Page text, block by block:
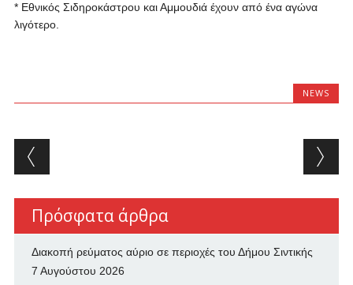
* Εθνικός Σιδηροκάστρου και Αμμουδιά έχουν από ένα αγώνα
λιγότερο.
NEWS
Post navigation
Πρόσφατα άρθρα
Διακοπή ρεύματος αύριο σε περιοχές του Δήμου Σιντικής
7 Αυγούστου 2026